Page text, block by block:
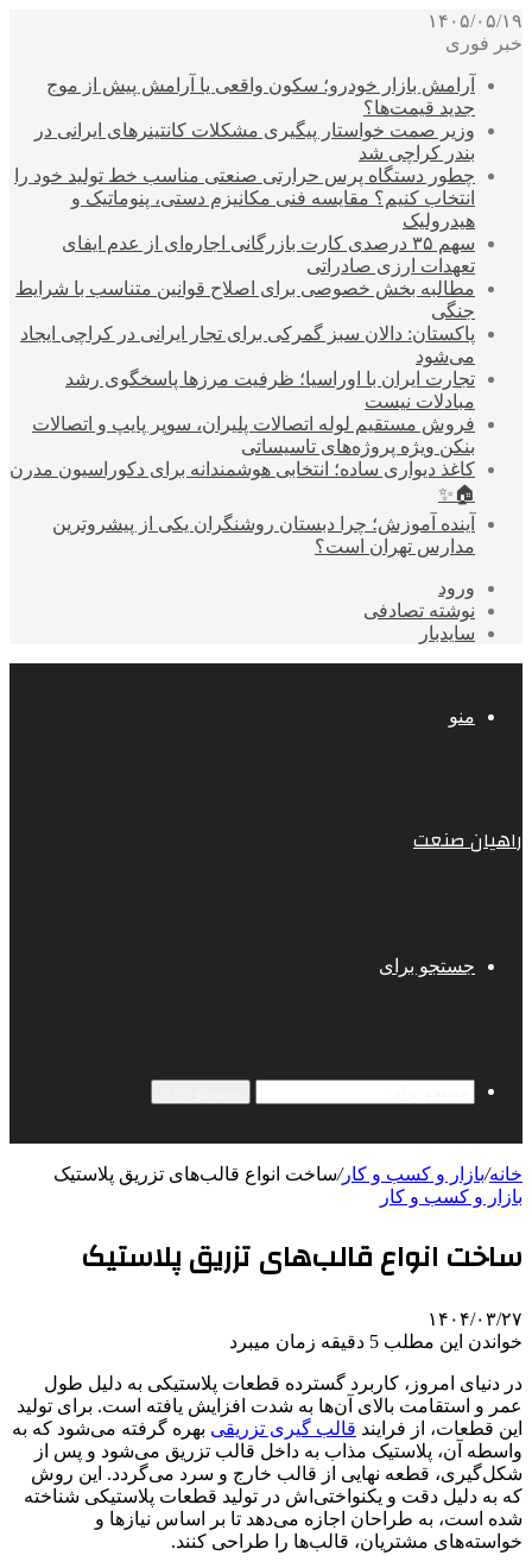
۱۴۰۵/۰۵/۱۹
خبر فوری
آرامش بازار خودرو؛ سکون واقعی یا آرامش پیش از موج
جدید قیمت‌ها؟
وزیر صمت خواستار پیگیری مشکلات کانتینرهای ایرانی در
بندر کراچی شد
چطور دستگاه پرس حرارتی صنعتی مناسب خط تولید خود را
انتخاب کنیم؟ مقایسه فنی مکانیزم دستی، پنوماتیک و
هیدرولیک
سهم ۳۵ درصدی کارت بازرگانی اجاره‌ای از عدم ایفای
تعهدات ارزی صادراتی
مطالبه بخش خصوصی برای اصلاح قوانین متناسب با شرایط
جنگی
پاکستان: دالان سبز گمرکی برای تجار ایرانی در کراچی ایجاد
می‌شود
تجارت ایران با اوراسیا؛ ظرفیت مرزها پاسخگوی رشد
مبادلات نیست
فروش مستقیم لوله اتصالات پلیران، سوپر پایپ و اتصالات
بنکن ویژه پروژه‌های تاسیساتی
کاغذ دیواری ساده؛ انتخابی هوشمندانه برای دکوراسیون مدرن
🏠✨
آینده آموزش؛ چرا دبستان روشنگران یکی از پیشروترین
مدارس تهران است؟
ورود
نوشته تصادفی
سایدبار
منو
راهیان صنعت
جستجو برای
خانه/بازار و کسب و کار/ساخت انواع قالب‌های تزریق پلاستیک
بازار و کسب و کار
ساخت انواع قالب‌های تزریق پلاستیک
۱۴۰۴/۰۳/۲۷
خواندن این مطلب 5 دقیقه زمان میبرد
در دنیای امروز، کاربرد گسترده قطعات پلاستیکی به دلیل طول
عمر و استقامت بالای آن‌ها به شدت افزایش یافته است. برای تولید
این قطعات، از فرایند قالب ‌گیری تزریقی بهره گرفته می‌شود که به
واسطه آن، پلاستیک مذاب به داخل قالب تزریق می‌شود و پس از
شکل‌گیری، قطعه نهایی از قالب خارج و سرد می‌گردد. این روش
که به دلیل دقت و یکنواختی‌اش در تولید قطعات پلاستیکی شناخته
شده است، به طراحان اجازه می‌دهد تا بر اساس نیازها و
خواسته‌های مشتریان، قالب‌ها را طراحی کنند.